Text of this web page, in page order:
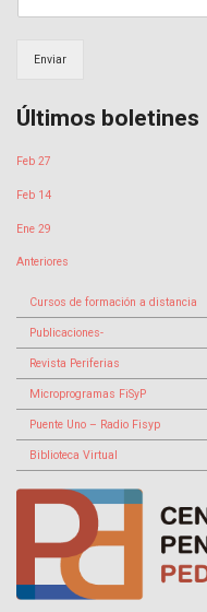
Enviar
Últimos boletines
Feb 27
Feb 14
Ene 29
Anteriores
Cursos de formación a distancia
Publicaciones-
Revista Periferias
Microprogramas FiSyP
Puente Uno – Radio Fisyp
Biblioteca Virtual